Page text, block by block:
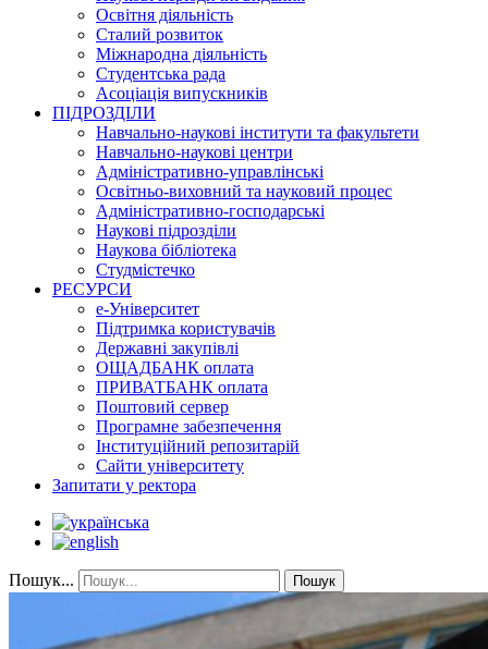
Освітня діяльність
Сталий розвиток
Міжнародна діяльність
Студентська рада
Асоціація випускників
ПІДРОЗДІЛИ
Навчально-наукові інститути та факультети
Навчально-наукові центри
Адміністративно-управлінські
Освітньо-виховний та науковий процес
Адміністративно-господарські
Наукові підрозділи
Наукова бібліотека
Студмістечко
РЕСУРСИ
е-Університет
Підтримка користувачів
Державні закупівлі
ОЩАДБАНК оплата
ПРИВАТБАНК оплата
Поштовий сервер
Програмне забезпечення
Інституційний репозитарій
Сайти університету
Запитати у ректора
Пошук... Пошук